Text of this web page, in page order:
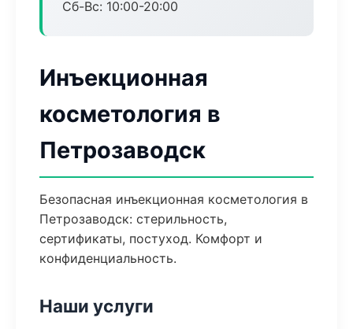
Сб-Вс: 10:00-20:00
Инъекционная
косметология в
Петрозаводск
Безопасная инъекционная косметология в
Петрозаводск: стерильность,
сертификаты, постуход. Комфорт и
конфиденциальность.
Наши услуги